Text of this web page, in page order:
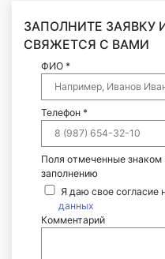
ЗАПОЛНИТЕ
СВЯЖЕТСЯ С ВАМИ
ФИО *
Телефон *
Поля отмеченные знаком
заполнению
Я даю свое согласие
данных
Комментарий